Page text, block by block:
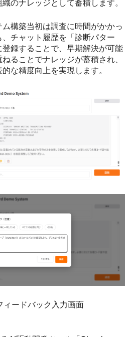
のナレッジとして蓄積します。
構築当初は調査に時間がかかっ
チャット履歴を「診断パター
録することで、早期解決が可能
ることでナレッジが蓄積され、
な精度向上を実現します。
ィードバック入力画面